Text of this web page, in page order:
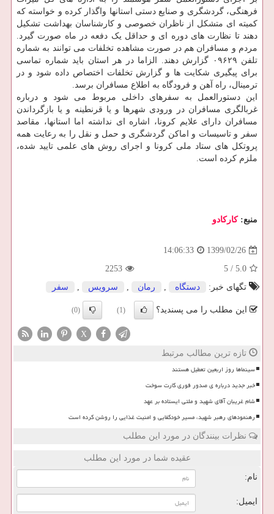
فرهنگی، گردشگری و صنایع دستی استانها واگذار کرده و خواسته که
کمیته ای متشکل از ناظران خصوصی و کارشناسان بهداشت تشکیل
دهند تا نظارت های دوره ای و حداقل یک دفعه در ماه صورت گیرد.
مردم و مسافران هم در صورت مشاهده تخلفات می توانند به شماره
تلفن ۰۹۶۲۹ گزارش دهند. الزاما در هر استان باید شماره تماسی
برای پیگیری شکایت ها و گزارش تخلفات اختصاص داده شود و در
ترمینال، راه آهن و فرودگاه به اطلاع مسافران برسد.
این دستورالعمل به سفرهای داخلی مربوط می شود و درباره
غربالگری مسافران در ورودی شهرها و یا قرنطینه و یا بازگرداندن
مسافران دارای علایم کرونا، اشاره ای نداشته اما استانها، مقاصد
سفر و تاسیسات و اماکن گردشگری و حمل و نقل را به رعایت همه
پروتکل های ستاد ملی کرونا و اجرای روش های علمی تایید شده،
ملزم کرده است.
منبع:كاركادو
1399/02/26
14:06:33
5.0
/
5
2253
تگهای خبر:
دستگاه , رمان , سرویس , سفر
این مطلب را می پسندید؟ (1)
(0)
X
تازه ترین مطالب مرتبط
سینماها روز اربعین تعطیل هستند
خبر جدید درباره ی صدور فوری کارت سوخت
شام غریبان آقای شهید و ملتی ایستاده بر عهد
رهنمودهای رهبر شهید، مسیر خودکفایی و امنیت غذایی را روشن کرده است
نظرات بینندگان در مورد این مطلب
عقیده شما در مورد این مطلب
نام:
ایمیل: